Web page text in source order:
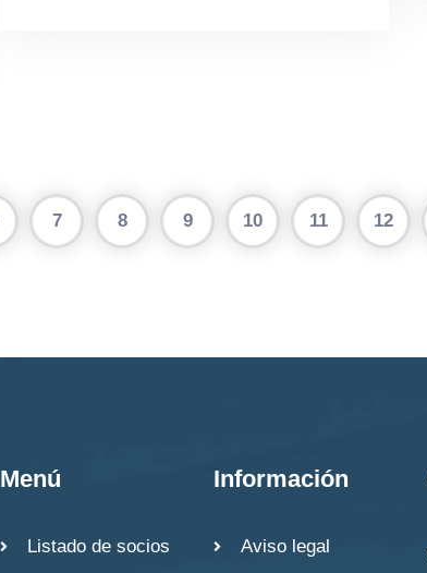
7 8 9 10 11 12
Menú
Listado de socios
Información
Aviso legal